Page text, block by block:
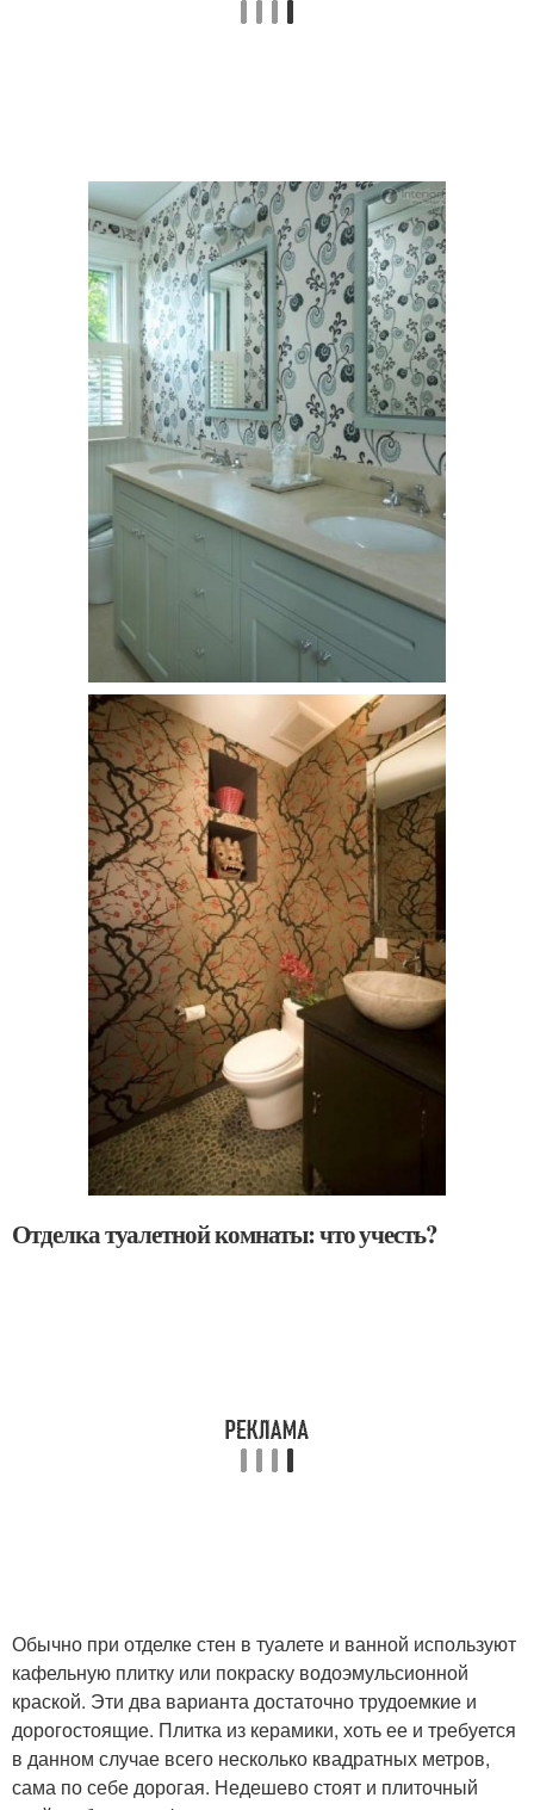
Отделка туалетной комнаты: что учесть?
Обычно при отделке стен в туалете и ванной используют
кафельную плитку или покраску водоэмульсионной
краской. Эти два варианта достаточно трудоемкие и
дорогостоящие. Плитка из керамики, хоть ее и требуется
в данном случае всего несколько квадратных метров,
сама по себе дорогая. Недешево стоят и плиточный